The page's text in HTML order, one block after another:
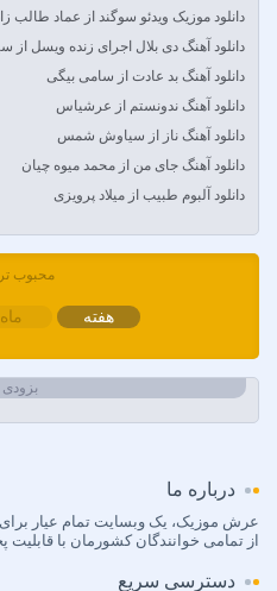
Avril Lavigne & Simple Plan
Ayla Çelik
Aynur Polat
Balabay Agayev
Bebe Rexha
Bengü
Bilal Sonses & Deniz Toprak
Burak Buluk & Zara & Kurtuluş Kuş
Burak Bulut
Calvin Harris
Can Bonomo
Chris Brown
Cinare Melikzade
Çinarə Məlikzadə
دانلود موزیک ویدئو سوگند از عماد طالب
دانلود آهنگ دی بلال اجرای زنده ویسل
دانلود آهنگ بد عادت از سامی بیگی
دانلود آهنگ ندونستم از عرشیاس
دانلود آهنگ ناز از سیاوش شمس
دانلود آهنگ جای من از محمد میوه چیان
دانلود آلبوم طبیب از میلاد پرویزی
محبوب
هفته ماه
بزودی
درباره ما
عرش موزیک، یک وبسایت تمام عیار برای
از تمامی خوانندگان کشورمان با قابلیت
دسترسی سریع